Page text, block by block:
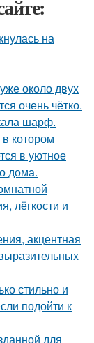
на
около двух
очень чётко.
шарф.
котором
в уютное
дома.
лёгкости и
акцентная
стильно и
подойти к
для